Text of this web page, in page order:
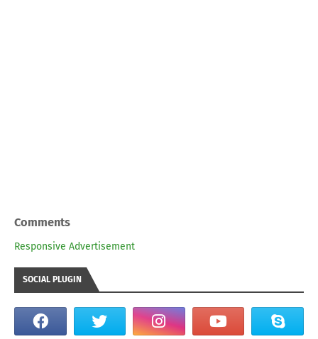
Comments
Responsive Advertisement
SOCIAL PLUGIN